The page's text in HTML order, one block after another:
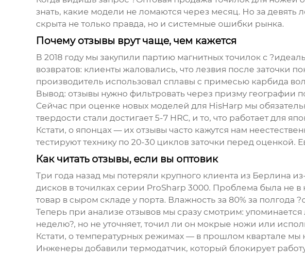
знать, какие модели не ломаются через месяц. Но за девять
скрыта не только правда, но и системные ошибки рынка.
Почему отзывы врут чаще, чем кажется
В 2018 году мы закупили партию магнитных точилок с
возвратов: клиенты жаловались, что лезвия после
производитель использовал сплавы с примесью карбида
Вывод: отзывы нужно фильтровать через призму географии
Сейчас при оценке новых моделей для HisHarp мы
твердости стали достигает 5-7 HRC, и то, что работает для
Кстати, о японцах — их отзывы часто кажутся нам
тестируют технику по 20-30 циклов заточки перед
Как читать отзывы, если вы оптовик
Три года назад мы потеряли крупного клиента из Берлина
дисков в точилках серии ProSharp 3000. Проблема была не
товар в сыром складе у порта. Влажность за 80% за полгода
Теперь при анализе отзывов мы сразу смотрим:
неделю?, но не уточняет, точил ли он мокрые ножи или
Кстати, о температурных режимах — в прошлом квартале
Инженеры добавили термодатчик, который блокирует